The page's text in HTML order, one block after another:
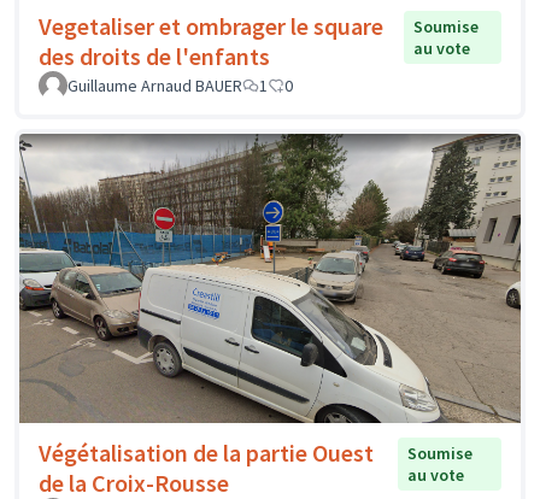
Vegetaliser et ombrager le square
des droits de l'enfants
Soumise
au vote
Guillaume Arnaud BAUER
1 0
Végétalisation de la partie Ouest
de la Croix-Rousse
Soumise
au vote